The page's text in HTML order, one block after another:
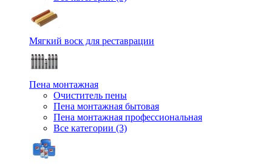
Мягкий воск для реставрации
Пена монтажная
Очиститель пены
Пена монтажная бытовая
Пена монтажная профессиональная
Все категории (3)